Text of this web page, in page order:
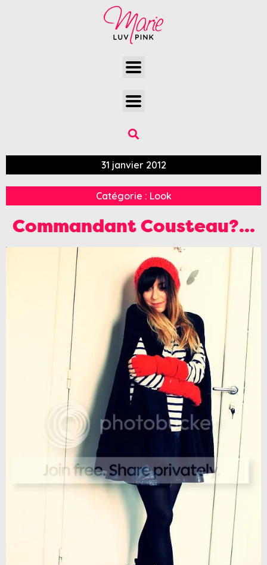
31 janvier 2012
Catégorie : Look
Commandant Cousteau?…